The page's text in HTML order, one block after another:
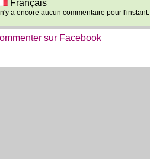
Français
n'y a encore aucun commentaire pour l'instant.
sur Facebook